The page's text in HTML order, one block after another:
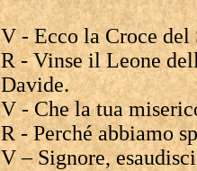
V - Ecco la Croce del
R - Vinse il Leone
Davide.
V - Che la tua
R - Perché abbiamo
V – Signore,